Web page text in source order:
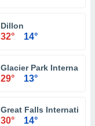
Dillon
32° 14°
Glacier Park
29° 13°
Great Falls
30° 14°